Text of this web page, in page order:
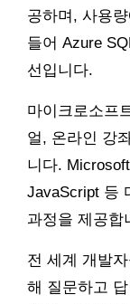
공하며, 사용
들어 Azure
선입니다.
마이크로소프
얼, 온라인 강
니다.
JavaScript 등
과정을 제공합
전 세계 개발
해 질문하고